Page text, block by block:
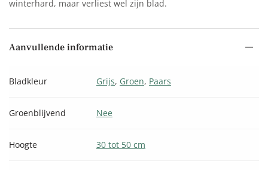
winterhard, maar verliest wel zijn blad.
Aanvullende informatie
Bladkleur Grijs, Groen, Paars
Groenblijvend Nee
Hoogte 30 tot 50 cm